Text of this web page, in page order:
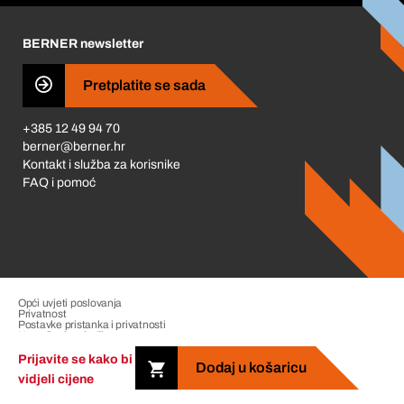
Prijavite se kako bi
vidjeli cijene
Dodaj u košaricu
Business Conduct
BERNER newsletter
Pretplatite se sada
+385 12 49 94 70
berner@berner.hr
Kontakt i služba za korisnike
FAQ i pomoć
Copyright &copy; 2026 The Berner Group. All rights reserved.
Opći uvjeti poslovanja
Privatnost
Postavke pristanka i privatnosti
Upravljanje pritužbama